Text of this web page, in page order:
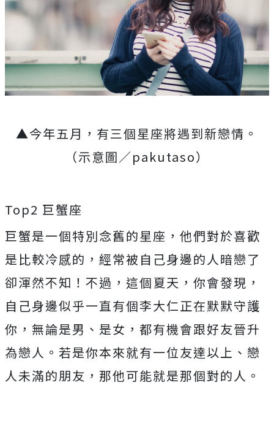
▲今年五月，有三個星座將遇到新戀情。
（示意圖／pakutaso）
Top2 巨蟹座
巨蟹是一個特別念舊的星座，他們對於喜歡
是比較冷感的，經常被自己身邊的人暗戀了
卻渾然不知！不過，這個夏天，你會發現，
自己身邊似乎一直有個李大仁正在默默守護
你，無論是男、是女，都有機會跟好友晉升
為戀人。若是你本來就有一位友達以上、戀
人未滿的朋友，那他可能就是那個對的人。